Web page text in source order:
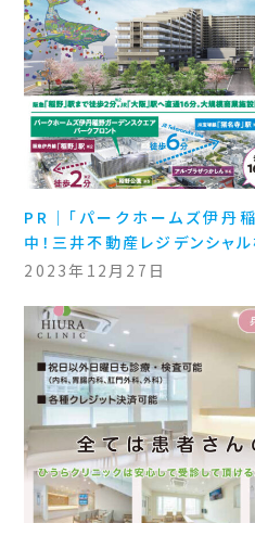
PR｜「パークホームズ伊丹
中！三井不動産レジデンシャ
2023年12月27日